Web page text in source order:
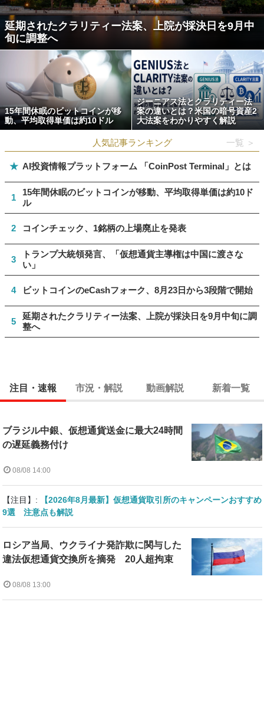
延期されたクラリティー法案、上院が採決日を9月中
旬に調整へ
15年間休眠のビットコインが移
動、平均取得単価は約10ドル
ジーニアス法とクラリティー法
案の違いとは？米国の暗号資産2
大法案をわかりやすく解説
人気記事ランキング 一覧 ＞
★ AI投資情報プラットフォーム 「CoinPost Terminal」とは
1
15年間休眠のビットコインが移動、平均取得単価は約10ド
ル
2 コインチェック、1銘柄の上場廃止を発表
3
トランプ大統領発言、「仮想通貨主導権は中国に渡さな
い」
4 ビットコインのeCashフォーク、8月23日から3段階で開始
5
延期されたクラリティー法案、上院が採決日を9月中旬に調
整へ
注目・速報 市況・解説 動画解説 新着一覧
ブラジル中銀、仮想通貨送金に最大24時間
の遅延義務付け
08/08 14:00
【注目】:
【2026年8月最新】仮想通貨取引所のキャンペーンおすすめ
9選 注意点も解説
ロシア当局、ウクライナ発詐欺に関与した
違法仮想通貨交換所を摘発 20人超拘束
08/08 13:00